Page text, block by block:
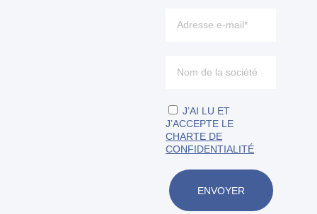
J’AI LU ET
J’ACCEPTE LE
CHARTE DE
CONFIDENTIALITÉ
ENVOYER